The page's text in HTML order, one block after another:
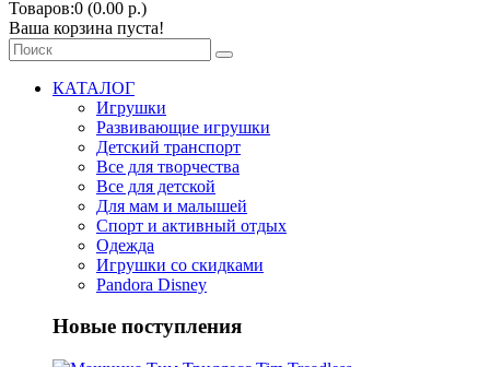
Товаров:0 (0.00 р.)
Ваша корзина пуста!
КАТАЛОГ
Игрушки
Развивающие игрушки
Детский транспорт
Все для творчества
Все для детской
Для мам и малышей
Спорт и активный отдых
Одежда
Игрушки со скидками
Pandora Disney
Новые поступления